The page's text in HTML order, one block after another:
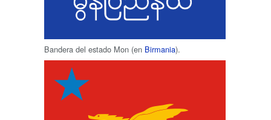
Bandera del estado Mon (en Birmania).